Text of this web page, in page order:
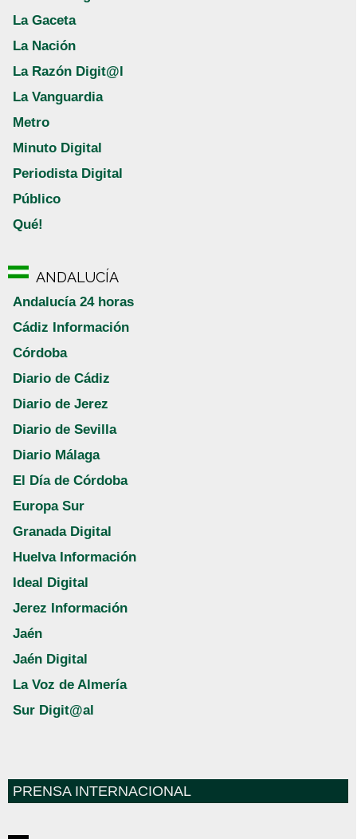
La Gaceta
La Nación
La Razón Digit@l
La Vanguardia
Metro
Minuto Digital
Periodista Digital
Público
Qué!
ANDALUCÍA
Andalucía 24 horas
Cádiz Información
Córdoba
Diario de Cádiz
Diario de Jerez
Diario de Sevilla
Diario Málaga
El Día de Córdoba
Europa Sur
Granada Digital
Huelva Información
Ideal Digital
Jerez Información
Jaén
Jaén Digital
La Voz de Almería
Sur Digit@al
PRENSA INTERNACIONAL